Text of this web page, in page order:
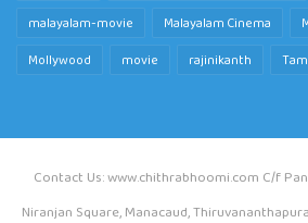
malayalam-movie
Malayalam Cinema
Mollywood
movie rajinikanth
Contact Us: www.chithrabhoomi.com C/f
Niranjan Square, Manacaud,